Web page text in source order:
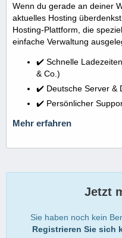
Wenn du gerade an deiner
aktuelles Hosting
Hosting-Plattform, die
einfache Verwaltung
✔️ Schnelle
& Co.)
✔️ Deutsche Server &
✔️ Persönlicher
Mehr erfahren
Jetzt
Sie haben noch kein
Registrieren Sie sich